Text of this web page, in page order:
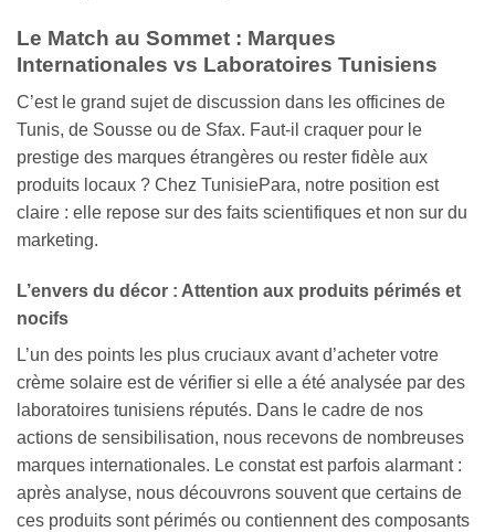
Le Match au Sommet : Marques
Internationales vs Laboratoires Tunisiens
C’est le grand sujet de discussion dans les officines de
Tunis, de Sousse ou de Sfax. Faut-il craquer pour le
prestige des marques étrangères ou rester fidèle aux
produits locaux ? Chez TunisiePara, notre position est
claire : elle repose sur des faits scientifiques et non sur du
marketing.
L’envers du décor : Attention aux produits périmés et
nocifs
L’un des points les plus cruciaux avant d’acheter votre
crème solaire est de vérifier si elle a été analysée par des
laboratoires tunisiens réputés. Dans le cadre de nos
actions de sensibilisation, nous recevons de nombreuses
marques internationales. Le constat est parfois alarmant :
après analyse, nous découvrons souvent que certains de
ces produits sont périmés ou contiennent des composants